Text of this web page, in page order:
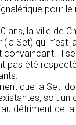
pour le
ans, la ville de
Set) qui n’est
convaincant. Il
pas été
que la Set,
soit un
détriment de